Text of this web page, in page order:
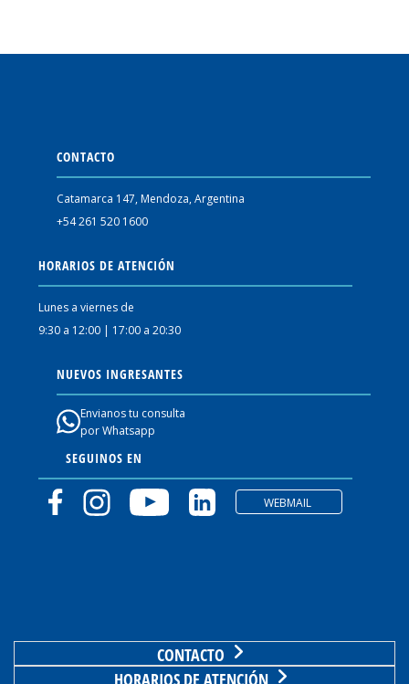
CONTACTO
Catamarca 147, Mendoza, Argentina
+54 261 520 1600
HORARIOS DE ATENCIÓN
Lunes a viernes de
9:30 a 12:00 | 17:00 a 20:30
NUEVOS INGRESANTES
Envianos tu consulta
por Whatsapp
SEGUINOS EN
WEBMAIL
CONTACTO
HORARIOS DE ATENCIÓN